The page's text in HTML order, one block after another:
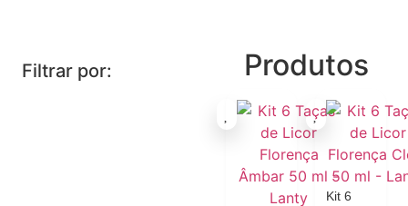
Filtrar por: Produtos
Kit 6